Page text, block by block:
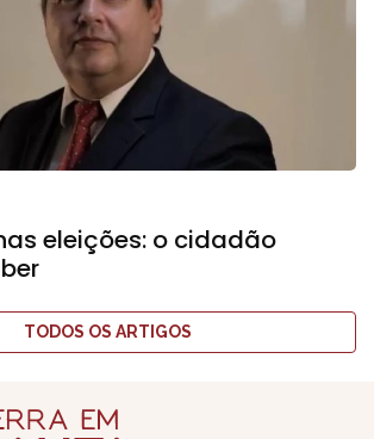
eleições: o cidadão
TODOS OS ARTIGOS